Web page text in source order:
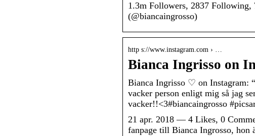
1.3m Followers, 2837 Following,
(@biancaingrosso)
http s://www.instagram.com › …
Bianca Ingrisso on
Bianca Ingrisso ♡ on Instagram:
vacker person enligt mig så jag
vacker!!<3#biancaingrosso
21 apr. 2018 — 4 Likes, 0
fanpage till Bianca Ingrosso, hon